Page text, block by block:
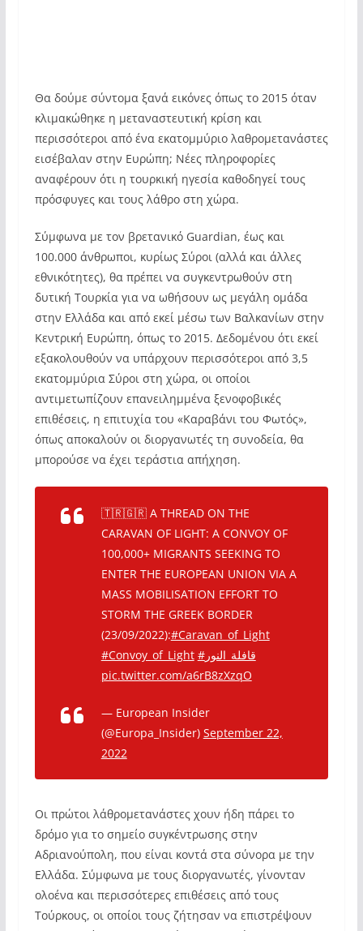
Θα δούμε σύντομα ξανά εικόνες όπως το 2015 όταν
κλιμακώθηκε η μεταναστευτική κρίση και
περισσότεροι από ένα εκατομμύριο λαθρομετανάστες
εισέβαλαν στην Ευρώπη; Νέες πληροφορίες
αναφέρουν ότι η τουρκική ηγεσία καθοδηγεί τους
πρόσφυγες και τους λάθρο στη χώρα.
Σύμφωνα με τον βρετανικό Guardian, έως και
100.000 άνθρωποι, κυρίως Σύροι (αλλά και άλλες
εθνικότητες), θα πρέπει να συγκεντρωθούν στη
δυτική Τουρκία για να ωθήσουν ως μεγάλη ομάδα
στην Ελλάδα και από εκεί μέσω των Βαλκανίων στην
Κεντρική Ευρώπη, όπως το 2015. Δεδομένου ότι εκεί
εξακολουθούν να υπάρχουν περισσότεροι από 3,5
εκατομμύρια Σύροι στη χώρα, οι οποίοι
αντιμετωπίζουν επανειλημμένα ξενοφοβικές
επιθέσεις, η επιτυχία του «Καραβάνι του Φωτός»,
όπως αποκαλούν οι διοργανωτές τη συνοδεία, θα
μπορούσε να έχει τεράστια απήχηση.
🇹🇷🇬🇷 A THREAD ON THE
CARAVAN OF LIGHT: A CONVOY OF
100,000+ MIGRANTS SEEKING TO
ENTER THE EUROPEAN UNION VIA A
MASS MOBILISATION EFFORT TO
STORM THE GREEK BORDER
(23/09/2022):#Caravan_of_Light
#Convoy_of_Light
#قافلة_النور
pic.twitter.com/a6rB8zXzqO
— European Insider
(@Europa_Insider) September 22,
2022
Οι πρώτοι λάθρομετανάστες χουν ήδη πάρει το
δρόμο για το σημείο συγκέντρωσης στην
Αδριανούπολη, που είναι κοντά στα σύνορα με την
Ελλάδα. Σύμφωνα με τους διοργανωτές, γίνονταν
ολοένα και περισσότερες επιθέσεις από τους
Τούρκους, οι οποίοι τους ζήτησαν να επιστρέψουν